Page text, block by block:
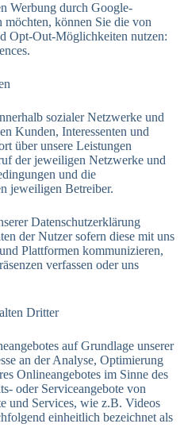
Werbung durch Google-
können Sie die von
Opt-Out-Möglichkeiten nutzen:
sozialer Netzwerke und
Kunden, Interessenten und
über unsere Leistungen
der jeweiligen Netzwerke und
und die
jeweiligen Betreiber.
Datenschutzerklärung
der Nutzer sofern diese mit uns
Plattformen kommunizieren,
verfassen oder uns
Dritter
auf Grundlage unserer
an der Analyse, Optimierung
Onlineangebotes im Sinne des
oder Serviceangebote von
und Services, wie z.B. Videos
einheitlich bezeichnet als